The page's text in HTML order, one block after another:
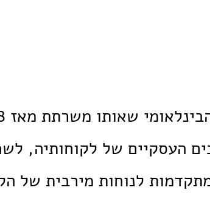
העסקיים של לקוחותיה,
לנוחות מירבית של